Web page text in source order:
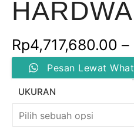
Rp4,717,680.00 –
Pesan Lewat
UKURAN
Kuantitas
SPICE
/
06